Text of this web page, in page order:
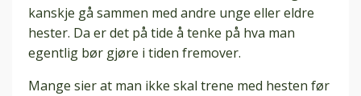
kanskje gå sammen med andre unge eller eldre
hester. Da er det på tide å tenke på hva man
egentlig bør gjøre i tiden fremover.
Mange sier at man ikke skal trene med hesten før